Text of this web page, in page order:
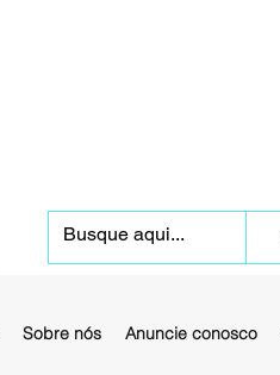
Sobre nós Anuncie conosco